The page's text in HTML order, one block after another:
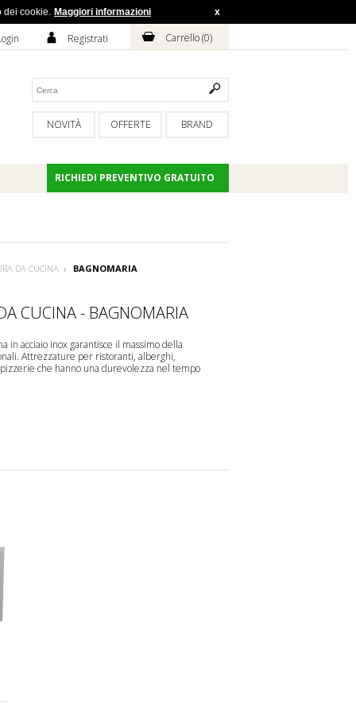
A Registrati H Carrello (0)
BRAND
OFFERTE
NOVITÀ
RICHIEDI PREVENTIVO GRATUITO
DA CUCINA BAGNOMARIA
CUCINA - BAGNOMARIA
in acciaio inox garantisce il massimo della
Attrezzature per ristoranti, alberghi,
che hanno una durevolezza nel tempo
dei cookie. Maggiori informazioni x